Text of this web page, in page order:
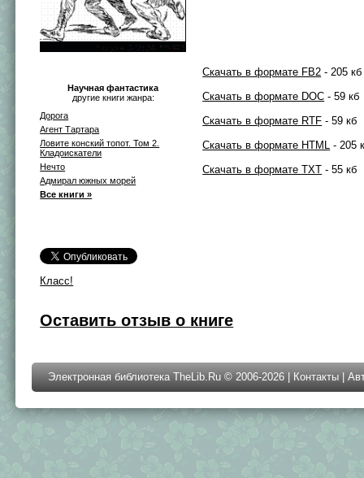
Научная фантастика
другие книги жанра:
Дорога
Агент Тартара
Ловите конский топот. Том 2.
Кладоискатели
Нечто
Адмирал южных морей
Все книги »
Класс!
Скачать в формате FB2 - 205 кб
Скачать в формате DOC - 59 кб
Скачать в формате RTF - 59 кб
Скачать в формате HTML - 205
Скачать в формате TXT - 55 кб
Оставить отзыв о книге
Электронная библиотека TheLib.Ru © 2006-2026 | Контакты |